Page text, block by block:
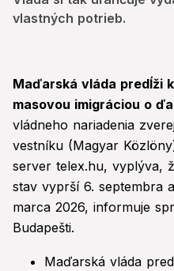
vlastných potrieb.
Maďarská vláda predĺži
masovou imigráciou o
vládneho nariadenia
vestníku (Magyar
server telex.hu, vyplýva,
stav vyprší 6. septembra
marca 2026, informuje
Budapešti.
Maďarská vláda